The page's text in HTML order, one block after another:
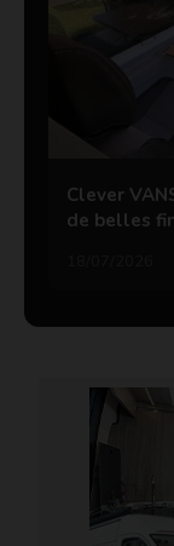
Clever
de belles